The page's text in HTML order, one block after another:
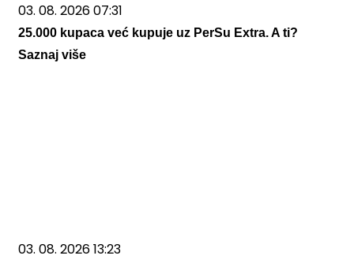
03. 08. 2026 07:31
25.000 kupaca već kupuje uz PerSu Extra. A ti?
Saznaj više
03. 08. 2026 13:23